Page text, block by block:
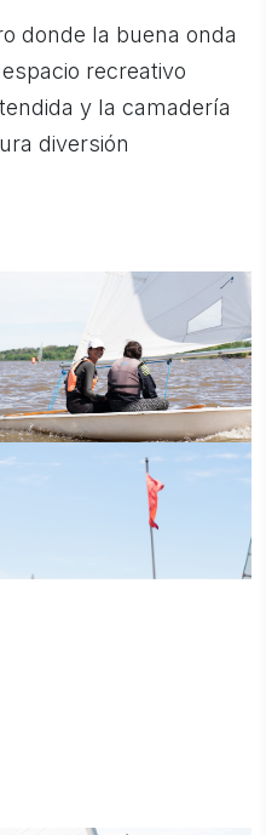
donde la buena onda
recreativo
y la camadería
diversión